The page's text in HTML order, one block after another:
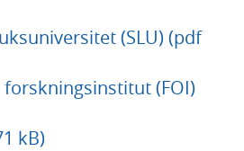
(SLU) (pdf
(FOI)
kB)